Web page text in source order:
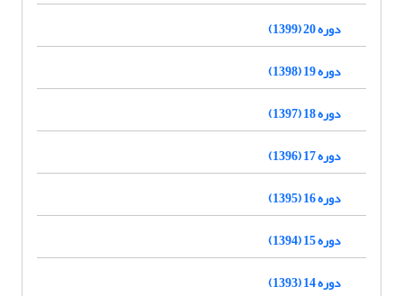
دوره 20 (1399)
دوره 19 (1398)
دوره 18 (1397)
دوره 17 (1396)
دوره 16 (1395)
دوره 15 (1394)
دوره 14 (1393)